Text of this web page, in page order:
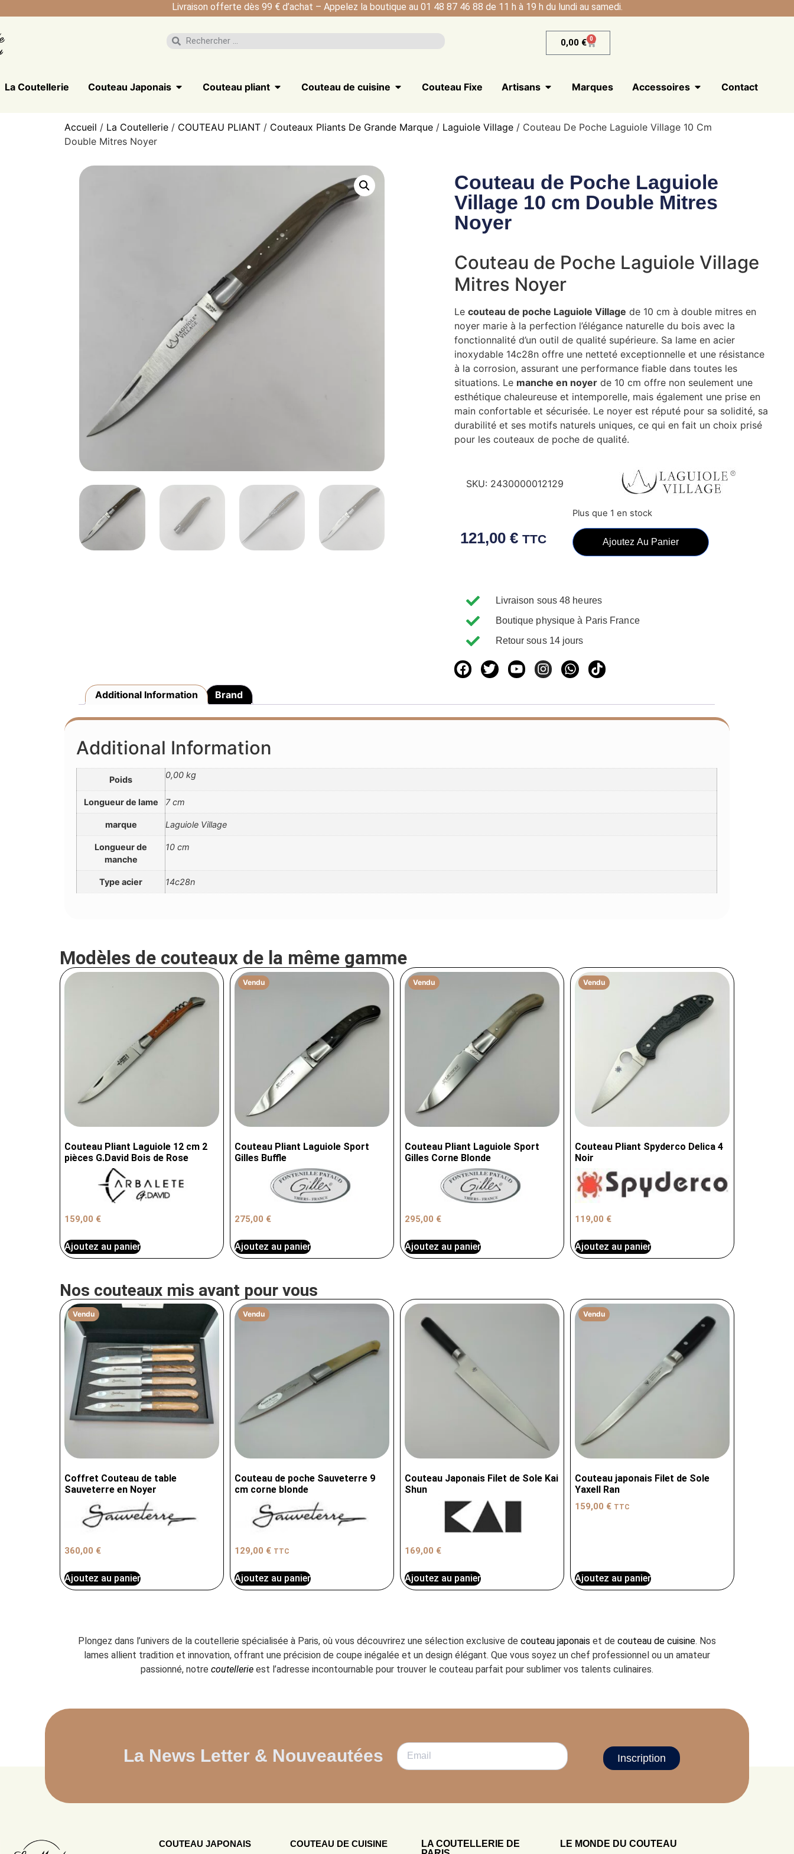
Livraison offerte dès 99 € d’achat – Appelez la boutique au 01 48 87 46 88 de 11 h à 19 h du lundi au samedi.
0,00 € 0
La Coutellerie Couteau Japonais Couteau pliant Couteau de cuisine Couteau Fixe Artisans Marques Accessoires Contact
Accueil / La Coutellerie / COUTEAU PLIANT / Couteaux Pliants De Grande Marque / Laguiole Village / Couteau De Poche Laguiole Village 10 Cm
Double Mitres Noyer
Couteau de Poche Laguiole
Village 10 cm Double Mitres
Noyer
Couteau de Poche Laguiole Village
Mitres Noyer
Le couteau de poche Laguiole Village de 10 cm à double mitres en
noyer marie à la perfection l’élégance naturelle du bois avec la
fonctionnalité d’un outil de qualité supérieure. Sa lame en acier
inoxydable 14c28n offre une netteté exceptionnelle et une résistance
à la corrosion, assurant une performance fiable dans toutes les
situations. Le manche en noyerde 10 cm offre non seulement une
esthétique chaleureuse et intemporelle, mais également une prise en
main confortable et sécurisée. Le noyer est réputé pour sa solidité, sa
durabilité et ses motifs naturels uniques, ce qui en fait un choix prisé
pour les couteaux de poche de qualité.
SKU: 2430000012129
121,00 € TTC
Plus que 1 en stock
Ajoutez Au Panier
Livraison sous 48 heures
Boutique physique à Paris France
Retour sous 14 jours
Additional Information Brand
Additional Information
Poids 0,00 kg
Longueur de lame 7 cm
marque Laguiole Village
Longueur de
manche
10 cm
Type acier 14c28n
Modèles de couteaux de la même gamme
Couteau Pliant Laguiole 12 cm 2
pièces G.David Bois de Rose
159,00 €
Ajoutez au panier
Vendu
Couteau Pliant Laguiole Sport
Gilles Buffle
275,00 €
Ajoutez au panier
Vendu
Couteau Pliant Laguiole Sport
Gilles Corne Blonde
295,00 €
Ajoutez au panier
Vendu
Couteau Pliant Spyderco Delica 4
Noir
119,00 €
Ajoutez au panier
Nos couteaux mis avant pour vous
Vendu
Coffret Couteau de table
Sauveterre en Noyer
360,00 €
Ajoutez au panier
Vendu
Couteau de poche Sauveterre 9
cm corne blonde
129,00 € TTC
Ajoutez au panier
Couteau Japonais Filet de Sole Kai
Shun
169,00 €
Ajoutez au panier
Vendu
Couteau japonais Filet de Sole
Yaxell Ran
159,00 € TTC
Ajoutez au panier
Plongez dans l’univers de la coutellerie spécialisée à Paris, où vous découvrirez une sélection exclusive de couteau japonais et de couteau de cuisine. Nos
lames allient tradition et innovation, offrant une précision de coupe inégalée et un design élégant. Que vous soyez un chef professionnel ou un amateur
passionné, notre coutellerieest l’adresse incontournable pour trouver le couteau parfait pour sublimer vos talents culinaires.
La News Letter & Nouveautées Inscription
COUTEAU JAPONAIS COUTEAU DE CUISINE
LA COUTELLERIE DE
LE MONDE DU COUTEAU